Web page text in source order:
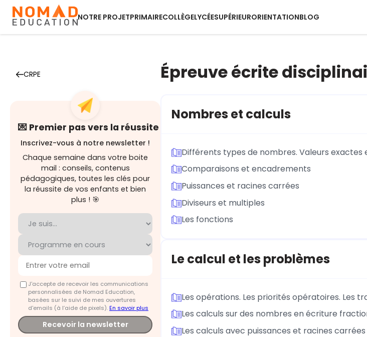
NOTRE PROJETPRIMAIRECOLLÈGELYCÉESUPÉRIEURORIENTATIONBLOG
CRPE
💌 Premier pas vers la réussite
Inscrivez-vous à notre newsletter !
Chaque semaine dans votre boite
mail : conseils, contenus
pédagogiques, toutes les clés pour
la réussite de vos enfants et bien
plus ! 🎯
J'accepte de recevoir les communications
personnalisées de Nomad Education,
basées sur le suivi de mes ouvertures
d'emails (à l’aide de pixels).En savoir plus
Recevoir la newsletter
Épreuve écrite
Nombres et calculs
Différents types de nombres. Valeurs exactes
Comparaisons et encadrements
Puissances et racines carrées
Diviseurs et multiples
Les fonctions
Le calcul et les problèmes
Les opérations. Les priorités opératoires. Les
Les calculs sur des nombres en écriture
Les calculs avec puissances et racines carrées